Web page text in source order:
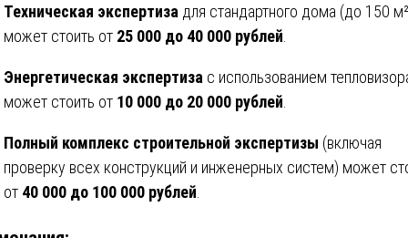
Техническая экспертиза для стандартного дома (до 150
может стоить от 25 000 до 40 000 рублей
Энергетическая экспертиза с использованием
может стоить от 10 000 до 20 000 рублей
Полный комплекс строительной экспертизы (включая
проверку всех конструкций и инженерных систем) может
от 40 000 до 100 000 рублей